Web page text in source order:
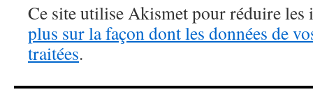
Ce site utilise Akismet pour réduire les
plus sur la façon dont les données de
traitées.